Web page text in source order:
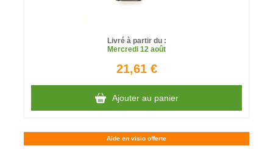
Livré à partir du :
Mercredi 12 août
21,61 €
Ajouter au panier
Aide en visio offerte